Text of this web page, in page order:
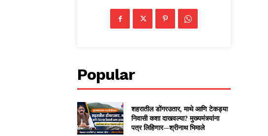
Popular
शहरातील डोंगरउतार, माथे आणि टेकड्या
निवासी कशा दाखवल्या? मुख्यमंत्र्यांना
पत्र लिहिणार—श्रीनाथ भिमाले